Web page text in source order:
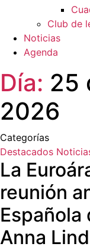
Club de
Noticias
Agenda
Día: 25
2026
Categorías
Destacados
La
reunión
Española
Anna